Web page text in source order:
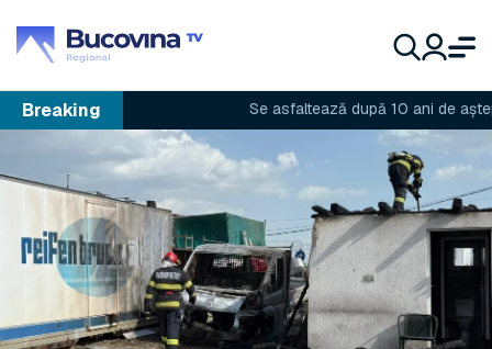
Breaking Se asfaltează după 10 ani de așteptare